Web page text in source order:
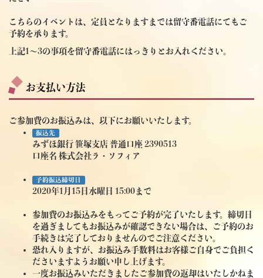
こちらのイベントは、定員となりますまでは留守番電話にてもご
予約を承ります。
上記1～3の事項を留守番電話にはっきりとお入れください。
お支払い方法
ご参加費のお振込みは、以下にお願いいたします。
振込先
みずほ銀行 笹塚支店 普通口座 2390513
口座名 株式会社ラ・ソフィア
予約振込締切日
2020年1月15日水曜日 15:00まで
参加費のお振込みをもってご予約が完了いたします。締切日
を過ぎましてもお振込みが確認できない場合は、ご予約のお
手続きは完了しておりませんのでご注意ください。
恐れ入りますが、お振込み手数料はお客様ご自身でご負担く
ださいますようお願い申し上げます。
一度お振込みいただきましたご参加費の返却はいたしかねま